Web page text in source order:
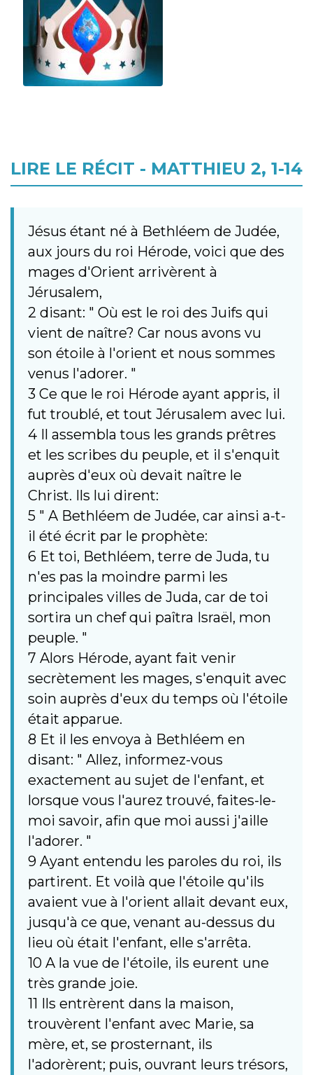
LIRE LE RÉCIT - MATTHIEU 2, 1-14
Jésus étant né à Bethléem de Judée,
aux jours du roi Hérode, voici que des
mages d'Orient arrivèrent à
Jérusalem,
2 disant: " Où est le roi des Juifs qui
vient de naître? Car nous avons vu
son étoile à l'orient et nous sommes
venus l'adorer. "
3 Ce que le roi Hérode ayant appris, il
fut troublé, et tout Jérusalem avec lui.
4 Il assembla tous les grands prêtres
et les scribes du peuple, et il s'enquit
auprès d'eux où devait naître le
Christ. Ils lui dirent:
5 " A Bethléem de Judée, car ainsi a-t-
il été écrit par le prophète:
6 Et toi, Bethléem, terre de Juda, tu
n'es pas la moindre parmi les
principales villes de Juda, car de toi
sortira un chef qui paîtra Israël, mon
peuple. "
7 Alors Hérode, ayant fait venir
secrètement les mages, s'enquit avec
soin auprès d'eux du temps où l'étoile
était apparue.
8 Et il les envoya à Bethléem en
disant: " Allez, informez-vous
exactement au sujet de l'enfant, et
lorsque vous l'aurez trouvé, faites-le-
moi savoir, afin que moi aussi j'aille
l'adorer. "
9 Ayant entendu les paroles du roi, ils
partirent. Et voilà que l'étoile qu'ils
avaient vue à l'orient allait devant eux,
jusqu'à ce que, venant au-dessus du
lieu où était l'enfant, elle s'arrêta.
10 A la vue de l'étoile, ils eurent une
très grande joie.
11 Ils entrèrent dans la maison,
trouvèrent l'enfant avec Marie, sa
mère, et, se prosternant, ils
l'adorèrent; puis, ouvrant leurs trésors,